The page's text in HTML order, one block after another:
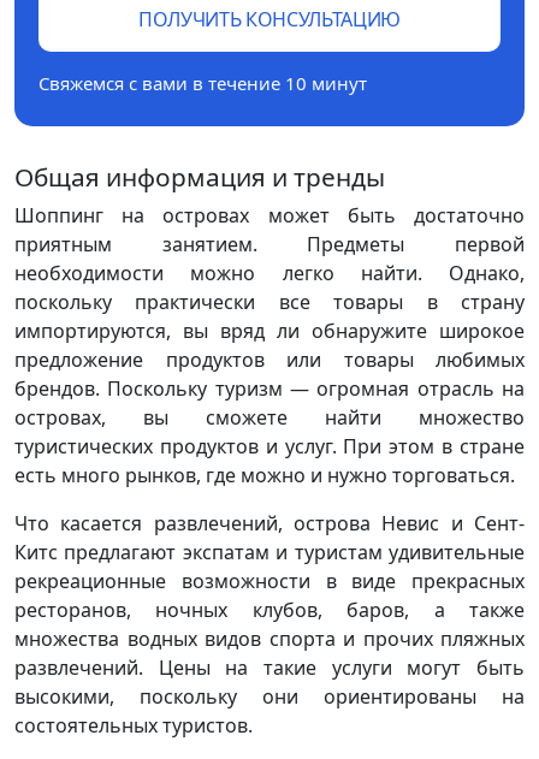
ПОЛУЧИТЬ КОНСУЛЬТАЦИЮ
Свяжемся с вами в течение 10 минут
Общая информация и тренды
Шоппинг на островах может быть достаточно
приятным занятием. Предметы первой
необходимости можно легко найти. Однако,
поскольку практически все товары в страну
импортируются, вы вряд ли обнаружите широкое
предложение продуктов или товары любимых
брендов. Поскольку туризм — огромная отрасль на
островах, вы сможете найти множество
туристических продуктов и услуг. При этом в стране
есть много рынков, где можно и нужно торговаться.
Что касается развлечений, острова Невис и Сент-
Китс предлагают экспатам и туристам удивительные
рекреационные возможности в виде прекрасных
ресторанов, ночных клубов, баров, а также
множества водных видов спорта и прочих пляжных
развлечений. Цены на такие услуги могут быть
высокими, поскольку они ориентированы на
состоятельных туристов.